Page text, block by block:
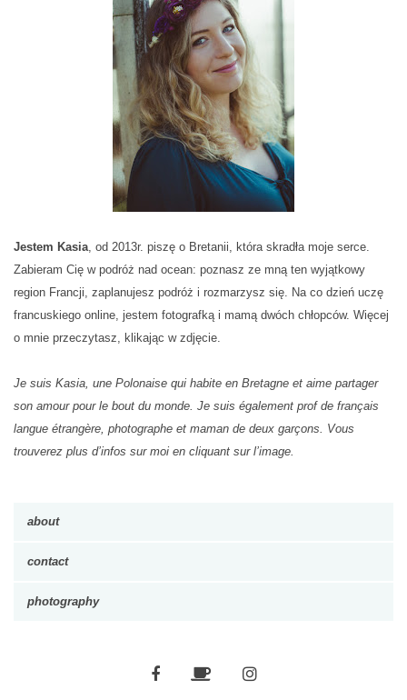
O
W
E
Jestem Kasia, od 2013r. piszę o Bretanii, która skradła moje serce.
Zabieram Cię w podróż nad ocean: poznasz ze mną ten wyjątkowy
region Francji, zaplanujesz podróż i rozmarzysz się. Na co dzień uczę
francuskiego online, jestem fotografką i mamą dwóch chłopców. Więcej
o mnie przeczytasz, klikając w zdjęcie.
Je suis Kasia, une Polonaise qui habite en Bretagne et aime partager
son amour pour le bout du monde. Je suis également prof de français
langue étrangère, photographe et maman de deux garçons. Vous
trouverez plus d’infos sur moi en cliquant sur l’image.
about
contact
photography